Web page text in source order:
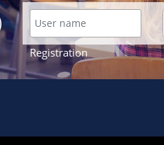
Registration